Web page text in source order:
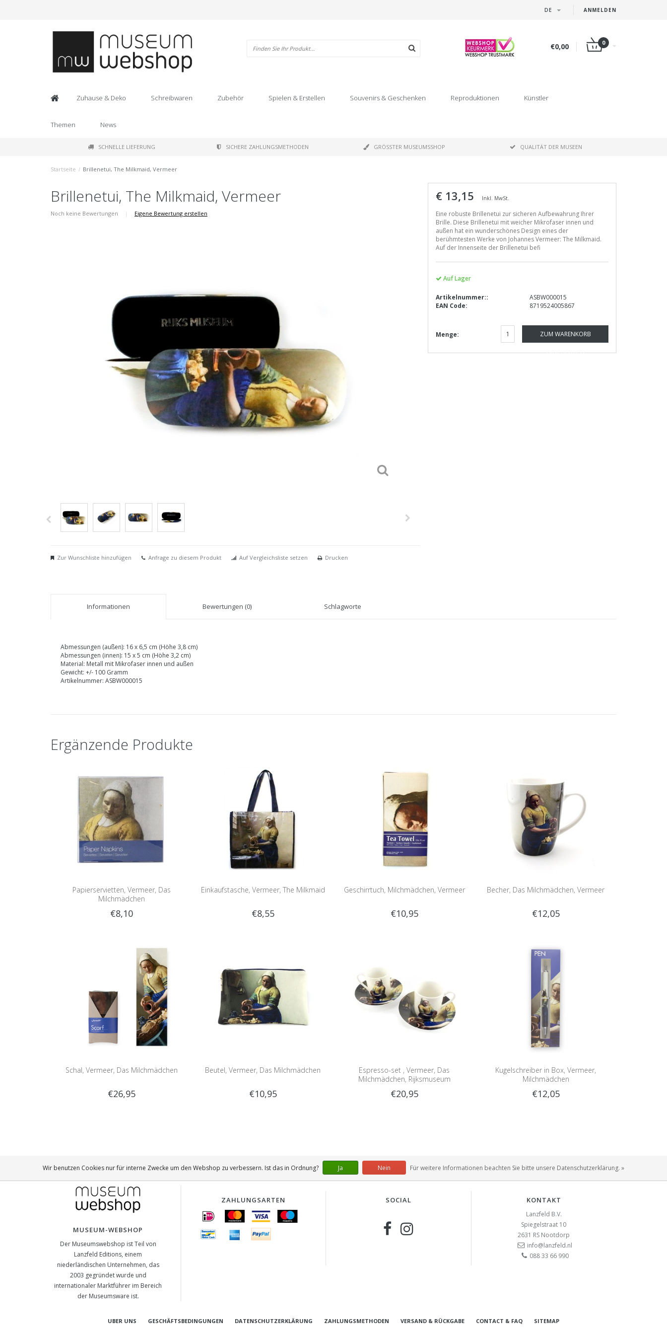
ANMELDEN
DE
€0,00 0
Zuhause & Deko Schreibwaren Zubehör Spielen & Erstellen Souvenirs & Geschenken Reproduktionen Künstler
Themen News
SCHNELLE LIEFERUNG SICHERE ZAHLUNGSMETHODEN GRÖSSTER MUSEUMSSHOP QUALITÄT DER MUSEEN
Startseite / Brillenetui, The Milkmaid, Vermeer
Brillenetui, The Milkmaid, Vermeer
Noch keine Bewertungen | Eigene Bewertung erstellen
Zur Wunschliste hinzufügen Anfrage zu diesem Produkt Auf Vergleichsliste setzen Drucken
€ 13,15 Inkl. MwSt.
Eine robuste Brillenetui zur sicheren Aufbewahrung Ihrer
Brille. Diese Brillenetui mit weicher Mikrofaser innen und
außen hat ein wunderschönes Design eines der
berühmtesten Werke von Johannes Vermeer: The Milkmaid.
Auf der Innenseite der Brillenetui befi
Auf Lager
Artikelnummer::
ASBW000015
EAN Code:
8719524005867
Menge: ZUM WARENKORB
HINZUFÜGEN
Informationen Bewertungen (0) Schlagworte
Abmessungen (außen): 16 x 6,5 cm (Höhe 3,8 cm)
Abmessungen (innen): 15 x 5 cm (Höhe 3,2 cm)
Material: Metall mit Mikrofaser innen und außen
Gewicht: +/- 100 Gramm
Artikelnummer: ASBW000015
Ergänzende Produkte
Papierservietten, Vermeer, Das
Milchmädchen
€8,10
Einkaufstasche, Vermeer, The Milkmaid
€8,55
Geschirrtuch, Milchmädchen, Vermeer
€10,95
Becher, Das Milchmädchen, Vermeer
€12,05
Schal, Vermeer, Das Milchmädchen
€26,95
Beutel, Vermeer, Das Milchmädchen
€10,95
Espresso-set , Vermeer, Das
Milchmädchen, Rijksmuseum
€20,95
Kugelschreiber in Box, Vermeer,
Milchmädchen
€12,05
MUSEUM-WEBSHOP
Der Museumswebshop ist Teil von
Lanzfeld Editions, einem
niederländischen Unternehmen, das
2003 gegründet wurde und
internationaler Marktführer im Bereich
der Museumsware ist.
ZAHLUNGSARTEN SOCIAL KONTAKT
Lanzfeld B.V.
Spiegelstraat 10
2631 RS Nootdorp
info@lanzfeld.nl
088 33 66 990
UBER UNS GESCHÄFTSBEDINGUNGEN DATENSCHUTZERKLÄRUNG ZAHLUNGSMETHODEN VERSAND & RÜCKGABE CONTACT & FAQ SITEMAP
Wir benutzen Cookies nur für interne Zwecke um den Webshop zu verbessern. Ist das in Ordnung? Ja Nein Für weitere Informationen beachten Sie bitte unsere Datenschutzerklärung. »